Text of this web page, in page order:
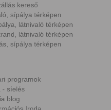
kereső
sípálya térképen
látnivaló térképen
látnivaló térképen
sípálya térképen
programok
- síelés
blog